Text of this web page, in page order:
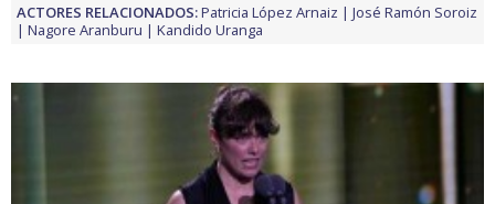
ACTORES RELACIONADOS:Patricia López Arnaiz
José Ramón Soroiz
Nagore Aranburu
Kandido Uranga